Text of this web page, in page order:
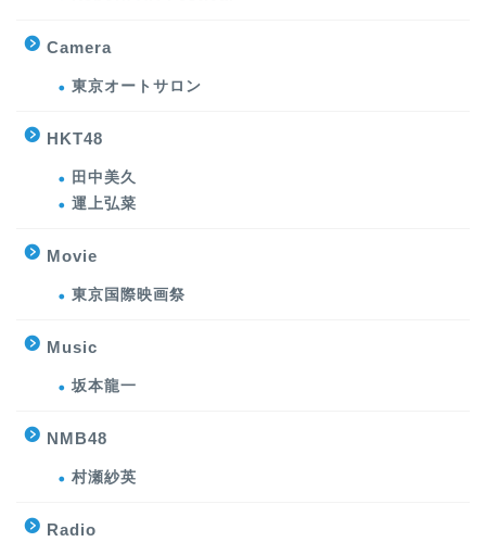
Camera
東京オートサロン
HKT48
田中美久
運上弘菜
Movie
東京国際映画祭
Music
坂本龍一
NMB48
村瀬紗英
Radio